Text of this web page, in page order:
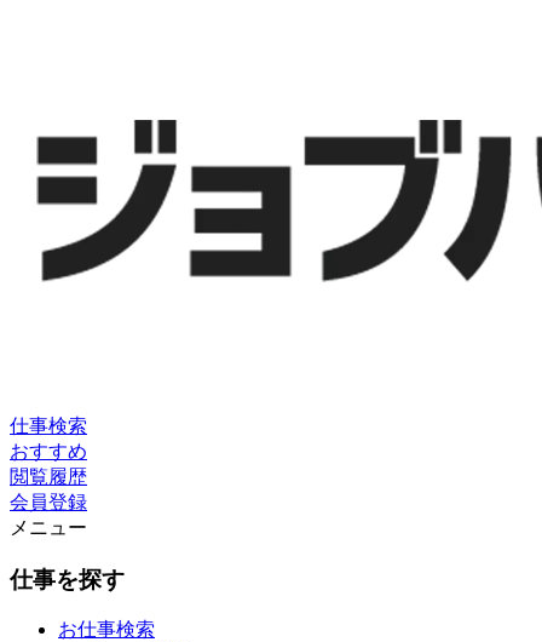
仕事検索
おすすめ
閲覧履歴
会員登録
メニュー
仕事を探す
お仕事検索